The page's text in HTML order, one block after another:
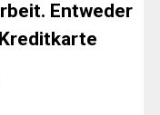
Entweder